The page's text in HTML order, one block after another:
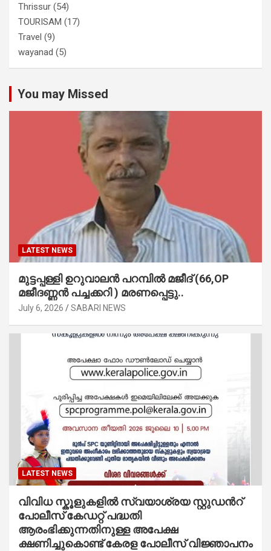
Thrissur (54)
TOURISAM (17)
Travel (9)
wayanad (5)
You may Missed
LATEST NEWS
മുട്ടപ്പള്ളി ഉറുവാലൻ പറമ്പിൽ മജീദ് (66,OP
മജീദണ്ണൻ പച്ചക്കറി ) മരണപ്പെട്ടു..
July 6, 2026 SABARI NEWS
LATEST NEWS
വിവിധ സ്കൂളുകളില്‍ സ്വയാശ്രയ സ്റ്റുഡന്‍റ്
പോലീസ് കേഡറ്റ് പദ്ധതി
ആരംഭിക്കുന്നതിനുള്ള അപേക്ഷ
ക്ഷണിച്ചുകൊണ്ട് കേരള പോലീസ് വിജ്ഞാപനം